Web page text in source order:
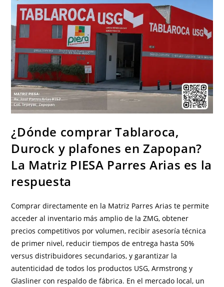
ZMG?
La
Respuesta
Es
Simple:
Depende
De
Lo
Que
Quieras
Perder.
¿Dónde comprar Tablaroca,
Durock y plafones en Zapopan?
La Matriz PIESA Parres Arias es la
respuesta
Comprar directamente en la Matriz Parres Arias te permite
acceder al inventario más amplio de la ZMG, obtener
precios competitivos por volumen, recibir asesoría técnica
de primer nivel, reducir tiempos de entrega hasta 50%
versus distribuidores secundarios, y garantizar la
autenticidad de todos los productos USG, Armstrong y
Glasliner con respaldo de fábrica. En el mercado local, un